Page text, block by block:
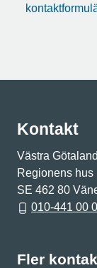
Kontakt
Västra
Regionens hus
SE 462 80
010-441 00
Fler